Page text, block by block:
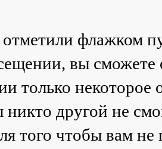
флажком
, вы сможете
только некоторое
никто другой не
того чтобы вам не